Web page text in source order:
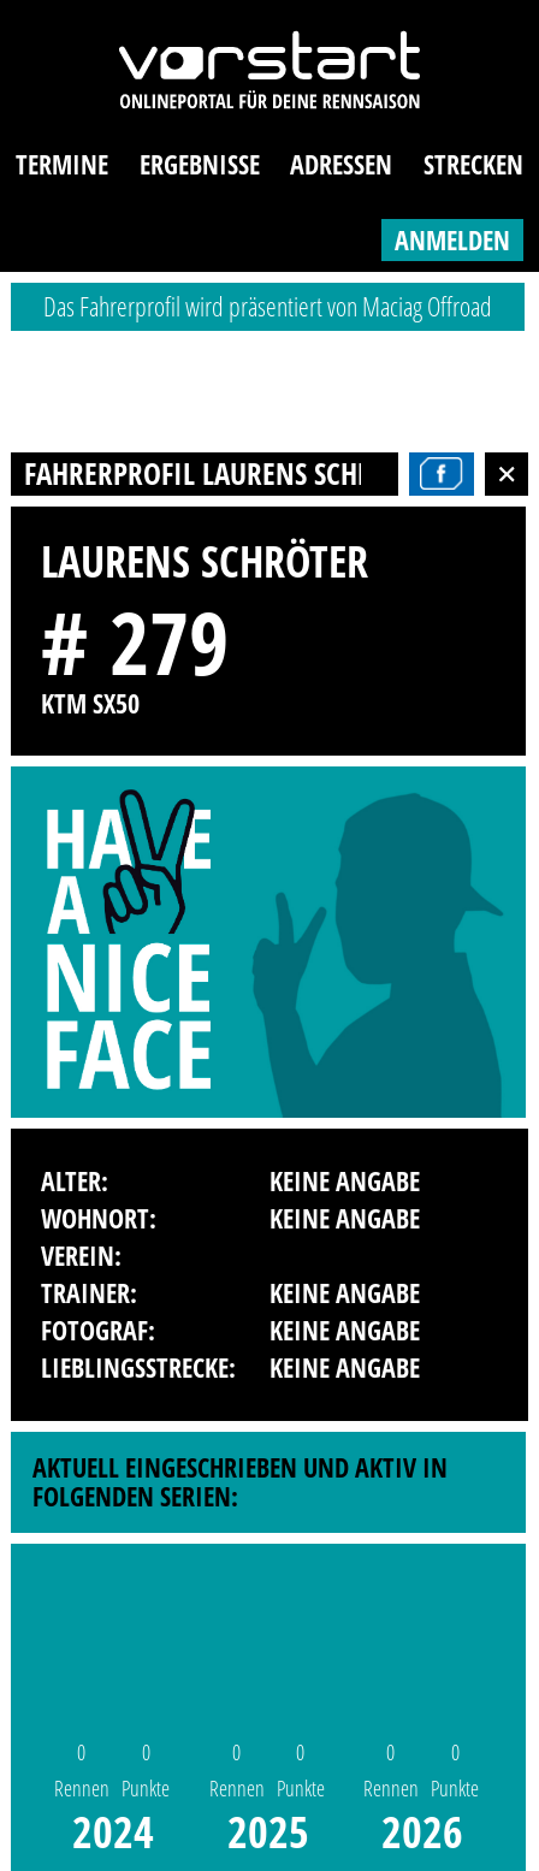
TERMINE ERGEBNISSE ADRESSEN STRECKEN
ANMELDEN
Das Fahrerprofil wird präsentiert von Maciag Offroad
FAHRERPROFIL LAURENS SCHRÖTER
LAURENS SCHRÖTER
# 279
KTM SX50
ALTER:
KEINE ANGABE
WOHNORT:
KEINE ANGABE
VEREIN:
TRAINER:
KEINE ANGABE
FOTOGRAF:
KEINE ANGABE
LIEBLINGSSTRECKE:
KEINE ANGABE
AKTUELL EINGESCHRIEBEN UND AKTIV IN
FOLGENDEN SERIEN:
0
Rennen
0
Punkte
2024
0
Rennen
0
Punkte
2025
0
Rennen
0
Punkte
2026